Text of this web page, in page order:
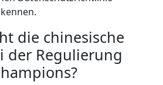
die chinesische
der Regulierung